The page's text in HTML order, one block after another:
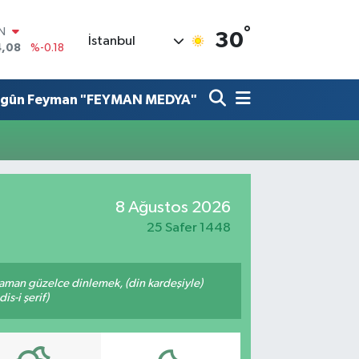
%-0.18
%0.18
%0.32
%0.03
İstanbul 30°
Feyman "FEYMAN MEDYA"
8 Ağustos 2026
25 Safer 1448
güzelce dinlemek, (din kardeşiyle)
i şerif)